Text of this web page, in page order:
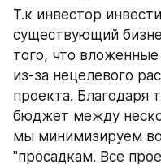
Т.к инвестор
существующий
того, что
из-за нецелевого
проекта. Благодаря
бюджет между
мы минимизируем
"просадкам. Все